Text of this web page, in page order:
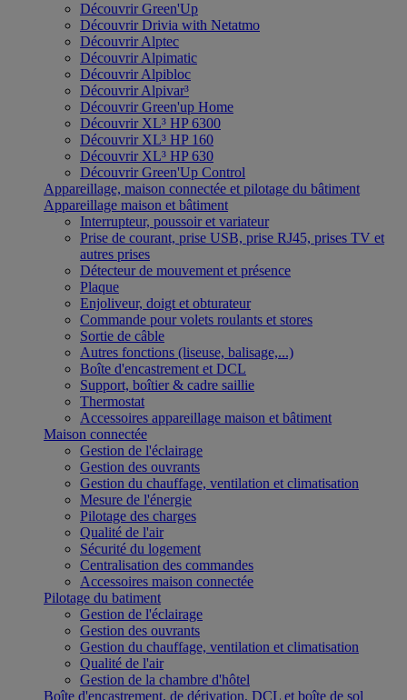
Découvrir Green'Up
Découvrir Drivia with Netatmo
Découvrir Alptec
Découvrir Alpimatic
Découvrir Alpibloc
Découvrir Alpivar³
Découvrir Green'up Home
Découvrir XL³ HP 6300
Découvrir XL³ HP 160
Découvrir XL³ HP 630
Découvrir Green'Up Control
Appareillage, maison connectée et pilotage du bâtiment
Appareillage maison et bâtiment
Interrupteur, poussoir et variateur
Prise de courant, prise USB, prise RJ45, prises TV et
autres prises
Détecteur de mouvement et présence
Plaque
Enjoliveur, doigt et obturateur
Commande pour volets roulants et stores
Sortie de câble
Autres fonctions (liseuse, balisage,...)
Boîte d'encastrement et DCL
Support, boîtier & cadre saillie
Thermostat
Accessoires appareillage maison et bâtiment
Maison connectée
Gestion de l'éclairage
Gestion des ouvrants
Gestion du chauffage, ventilation et climatisation
Mesure de l'énergie
Pilotage des charges
Qualité de l'air
Sécurité du logement
Centralisation des commandes
Accessoires maison connectée
Pilotage du batiment
Gestion de l'éclairage
Gestion des ouvrants
Gestion du chauffage, ventilation et climatisation
Qualité de l'air
Gestion de la chambre d'hôtel
Boîte d'encastrement, de dérivation, DCL et boîte de sol